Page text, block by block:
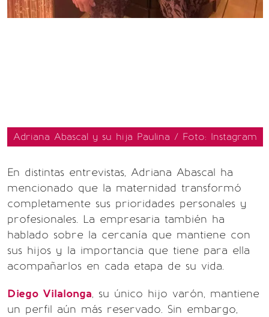
Adriana Abascal y su hija Paulina / Foto: Instagram
En distintas entrevistas, Adriana Abascal ha
mencionado que la maternidad transformó
completamente sus prioridades personales y
profesionales. La empresaria también ha
hablado sobre la cercanía que mantiene con
sus hijos y la importancia que tiene para ella
acompañarlos en cada etapa de su vida.
Diego Vilalonga, su único hijo varón, mantiene
un perfil aún más reservado. Sin embargo,